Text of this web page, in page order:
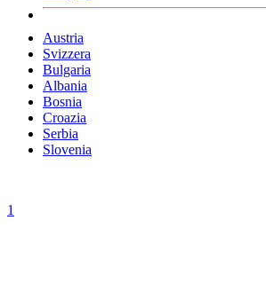
Austria
Svizzera
Bulgaria
Albania
Bosnia
Croazia
Serbia
Slovenia
1